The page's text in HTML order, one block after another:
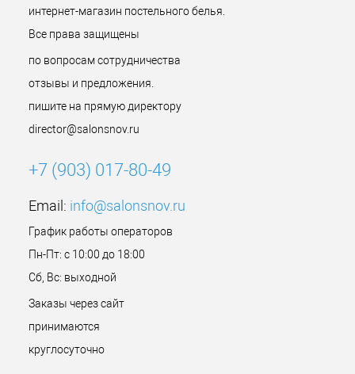
интернет-магазин постельного белья.
Все права защищены
по вопросам сотрудничества
отзывы и предложения.
пишите на прямую директору
director@salonsnov.ru
+7 (903) 017-80-49
Email: info@salonsnov.ru
График работы операторов
Пн-Пт: с 10:00 до 18:00
Сб, Вс: выходной
Заказы через сайт
принимаются
круглосуточно